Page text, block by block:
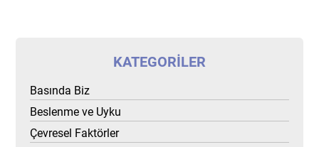
KATEGORILER
Basında Biz
Beslenme ve Uyku
Çevresel Faktörler